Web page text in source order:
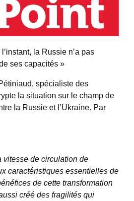
la Russie n’a pas
ses capacités »
spécialiste des
la situation sur le champ de
la Russie et l’Ukraine. Par
vitesse de circulation de
caractéristiques essentielles de
de cette transformation
créé des fragilités qui